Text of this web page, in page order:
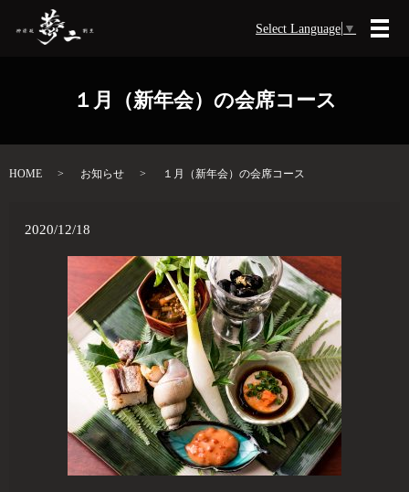
メ
Select Language ▼
１月（新年会）の会席コース
HOME お知らせ １月（新年会）の会席コース
2020/12/18